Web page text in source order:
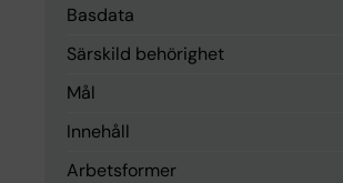
Basdata
Särskild behörighet
Mål
Innehåll
Arbetsformer